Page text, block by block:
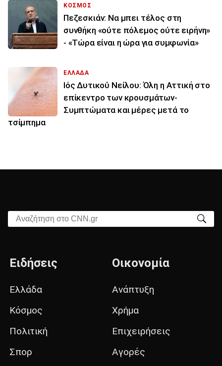
ΚΟΣΜΟΣ
Πεζεσκιάν: Να μπει τέλος στη
συνθήκη «ούτε πόλεμος ούτε ειρήνη»
- «Τώρα είναι η ώρα για συμφωνία»
ΕΛΛΑΔΑ
Ιός Δυτικού Νείλου: Όλη η Αττική στο
επίκεντρο των κρουσμάτων-
Συμπτώματα και μέρες μετά το
τσίμπημα
Αναζήτηση στο CNN.gr
Ειδήσεις
Ελλάδα
Κόσμος
Πολιτική
Σπορ
Οικονομία
Ανάπτυξη
Χρήμα
Επιχειρήσεις
Αγορές